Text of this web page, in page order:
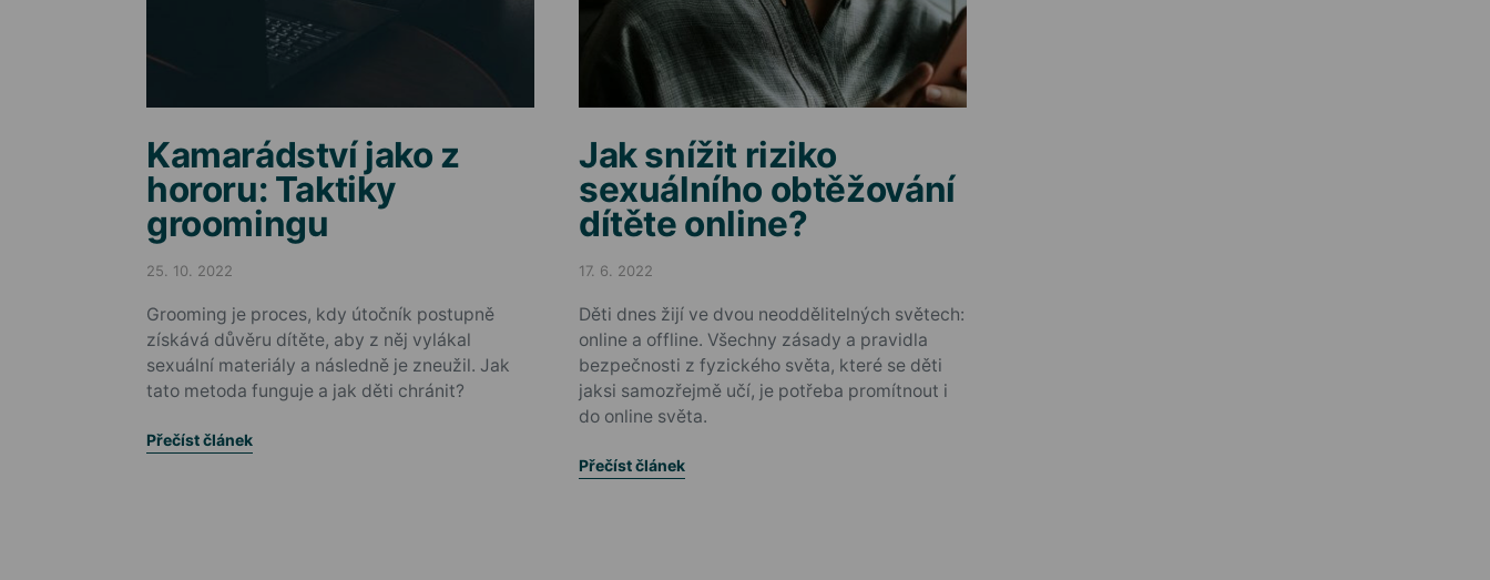
Kamarádství jako z
hororu: Taktiky
groomingu
Posted on
25. 10. 2022
Grooming je proces, kdy útočník postupně
získává důvěru dítěte, aby z něj vylákal
sexuální materiály a následně je zneužil. Jak
tato metoda funguje a jak děti chránit?
Přečíst článek
Jak snížit riziko
sexuálního obtěžování
dítěte online?
Posted on
17. 6. 2022
Děti dnes žijí ve dvou neoddělitelných světech:
online a offline. Všechny zásady a pravidla
bezpečnosti z fyzického světa, které se děti
jaksi samozřejmě učí, je potřeba promítnout i
do online světa.
Přečíst článek